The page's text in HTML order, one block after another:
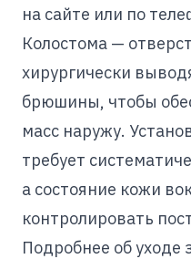
на сайте или по
Колостома —
хирургически
брюшины, чтобы
масс наружу.
требует
а состояние кожи
контролировать
Подробнее об уходе